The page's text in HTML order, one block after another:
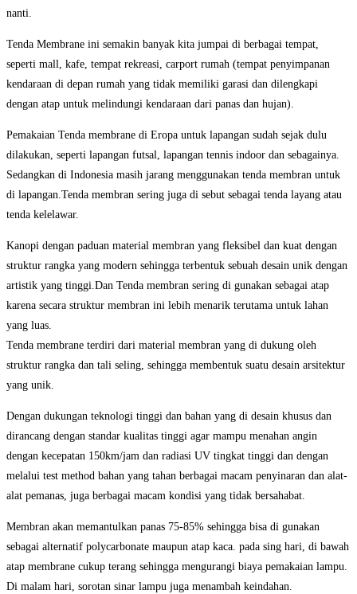
nanti.
Tenda Membrane ini semakin banyak kita jumpai di berbagai tempat,
seperti mall, kafe, tempat rekreasi, carport rumah (tempat penyimpanan
kendaraan di depan rumah yang tidak memiliki garasi dan dilengkapi
dengan atap untuk melindungi kendaraan dari panas dan hujan).
Pemakaian Tenda membrane di Eropa untuk lapangan sudah sejak dulu
dilakukan, seperti lapangan futsal, lapangan tennis indoor dan sebagainya.
Sedangkan di Indonesia masih jarang menggunakan tenda membran untuk
di lapangan.Tenda membran sering juga di sebut sebagai tenda layang atau
tenda kelelawar.
Kanopi dengan paduan material membran yang fleksibel dan kuat dengan
struktur rangka yang modern sehingga terbentuk sebuah desain unik dengan
artistik yang tinggi.Dan Tenda membran sering di gunakan sebagai atap
karena secara struktur membran ini lebih menarik terutama untuk lahan
yang luas.
Tenda membrane terdiri dari material membran yang di dukung oleh
struktur rangka dan tali seling, sehingga membentuk suatu desain arsitektur
yang unik.
Dengan dukungan teknologi tinggi dan bahan yang di desain khusus dan
dirancang dengan standar kualitas tinggi agar mampu menahan angin
dengan kecepatan 150km/jam dan radiasi UV tingkat tinggi dan dengan
melalui test method bahan yang tahan berbagai macam penyinaran dan alat-
alat pemanas, juga berbagai macam kondisi yang tidak bersahabat.
Membran akan memantulkan panas 75-85% sehingga bisa di gunakan
sebagai alternatif polycarbonate maupun atap kaca. pada sing hari, di bawah
atap membrane cukup terang sehingga mengurangi biaya pemakaian lampu.
Di malam hari, sorotan sinar lampu juga menambah keindahan.